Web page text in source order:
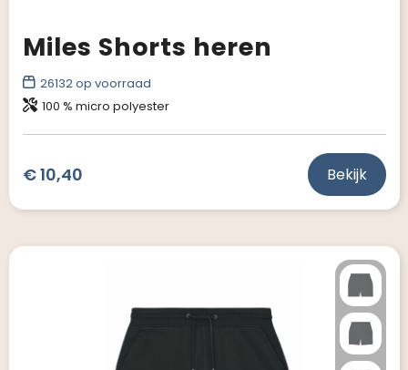
Miles Shorts heren
26132op voorraad
100 % micro polyester
€ 10,40 Bekijk